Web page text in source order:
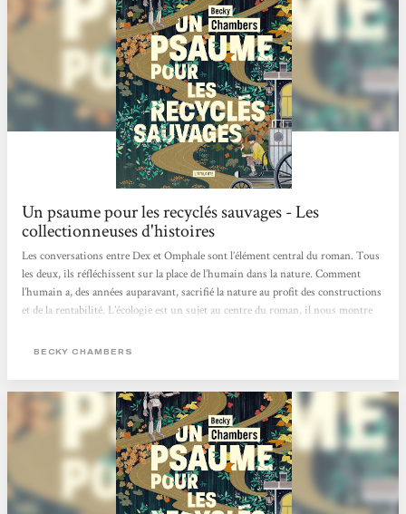
Un psaume pour les recyclés sauvages - Les
collectionneuses d'histoires
Les conversations entre Dex et Omphale sont l’élément central du roman. Tous
les deux, ils réfléchissent sur la place de l’humain dans la nature. Comment
l’humain a, des années auparavant, sacrifié la nature au profit des constructions
et de la rentabilité. L’écologie est un sujet au centre du roman, il nous montre
ils la respectent et vivent en harmonie avec elle.Un autre point qui revient dans
besoin d’objectifs, d’un but pour...
BECKY CHAMBERS